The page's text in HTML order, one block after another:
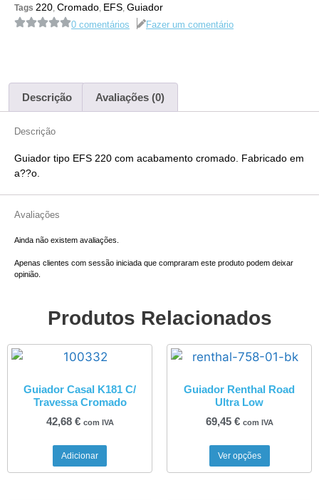
Tags 220, Cromado, EFS, Guiador
0 comentários Fazer um comentário
Descrição Avaliações (0)
Descrição
Guiador tipo EFS 220 com acabamento cromado. Fabricado em
a??o.
Avaliações
Ainda não existem avaliações.
Apenas clientes com sessão iniciada que compraram este produto podem deixar
opinião.
Produtos Relacionados
Guiador Casal K181 C/
Travessa Cromado
42,68 € com IVA
Adicionar
Guiador Renthal Road
Ultra Low
69,45 € com IVA
Ver opções